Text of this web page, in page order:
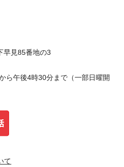
見85番地の3
ら午後4時30分まで（一部日曜開
て